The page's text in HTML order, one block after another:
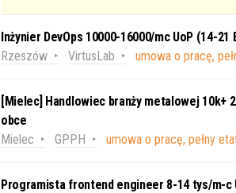
Inżynier DevOps 10000-16000/mc UoP (14-21
Rzeszów
VirtusLab umowa o pracę,
[Mielec] Handlowiec branży metalowej 10k+
obce
Mielec
GPPH umowa o pracę, pełny
Programista frontend engineer 8-14 tys/m-c